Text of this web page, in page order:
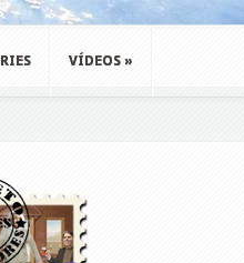
VÍDEOS »